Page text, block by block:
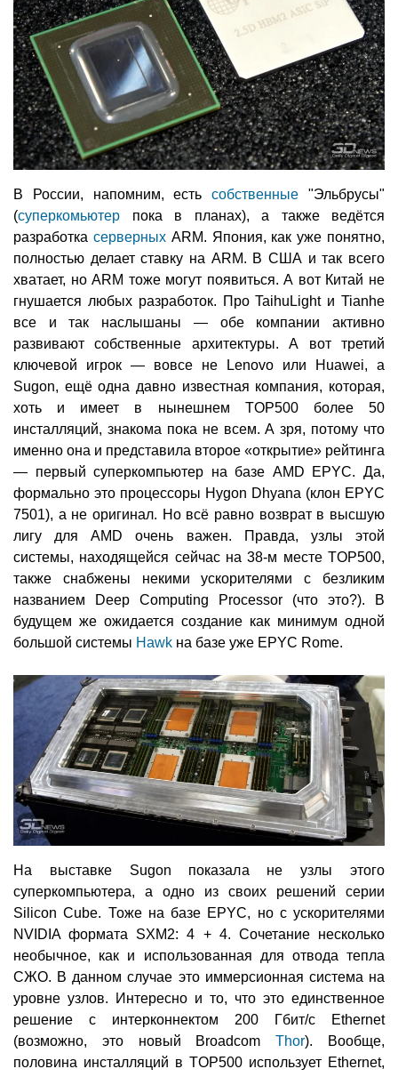
В России, напомним, естьсобственные "Эльбрусы"
(суперкомьютер пока в планах), а также ведётся
разработка серверныхARM. Япония, как уже понятно,
полностью делает ставку на ARM. В США и так всего
хватает, но ARM тоже могут появиться. А вот Китай не
гнушается любых разработок. Про TaihuLight и Tianhe
все и так наслышаны — обе компании активно
развивают собственные архитектуры. А вот третий
ключевой игрок — вовсе не Lenovo или Huawei, а
Sugon, ещё одна давно известная компания, которая,
хоть и имеет в нынешнем TOP500 более 50
инсталляций, знакома пока не всем. А зря, потому что
именно она и представила второе «открытие» рейтинга
— первый суперкомпьютер на базе AMD EPYC. Да,
формально это процессоры Hygon Dhyana (клон EPYC
7501), а не оригинал. Но всё равно возврат в высшую
лигу для AMD очень важен. Правда, узлы этой
системы, находящейся сейчас на 38-м месте TOP500,
также снабжены некими ускорителями с безликим
названием Deep Computing Processor (что это?). В
будущем же ожидается создание как минимум одной
большой системы Hawk на базе уже EPYC Rome.
На выставке Sugon показала не узлы этого
суперкомпьютера, а одно из своих решений серии
Silicon Cube. Тоже на базе EPYC, но с ускорителями
NVIDIA формата SXM2: 4 + 4. Сочетание несколько
необычное, как и использованная для отвода тепла
СЖО. В данном случае это иммерсионная система на
уровне узлов. Интересно и то, что это единственное
решение с интерконнектом 200 Гбит/с Ethernet
(возможно, это новый BroadcomThor). Вообще,
половина инсталляций в TOP500 использует Ethernet,